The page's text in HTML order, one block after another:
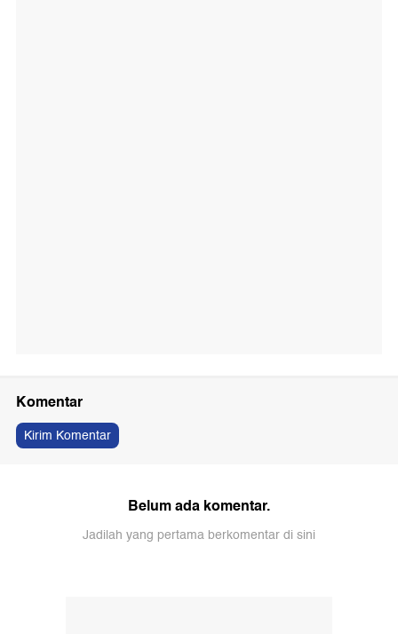
Komentar
Kirim Komentar
Belum ada komentar.
Jadilah yang pertama berkomentar di sini